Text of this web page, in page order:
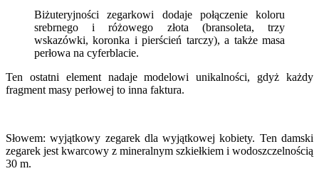
Biżuteryjności zegarkowi dodaje połączenie koloru
srebrnego i różowego złota (bransoleta, trzy
wskazówki, koronka i pierścień tarczy), a także masa
perłowa na cyferblacie.
Ten ostatni element nadaje modelowi unikalności, gdyż każdy
fragment masy perłowej to inna faktura.
Słowem: wyjątkowy zegarek dla wyjątkowej kobiety. Ten damski
zegarek jest kwarcowy z mineralnym szkiełkiem i wodoszczelnością
30 m.